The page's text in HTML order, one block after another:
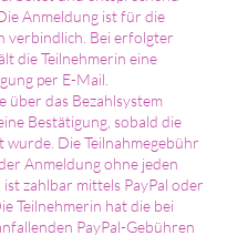
Anmeldung ist für die
verbindlich. Bei erfolgter
die Teilnehmerin eine
per E-Mail.
über das Bezahlsystem
Bestätigung, sobald die
wurde. Die Teilnahmegebühr
Anmeldung ohne jeden
zahlbar mittels PayPal oder
Teilnehmerin hat die bei
PayPal-Gebühren